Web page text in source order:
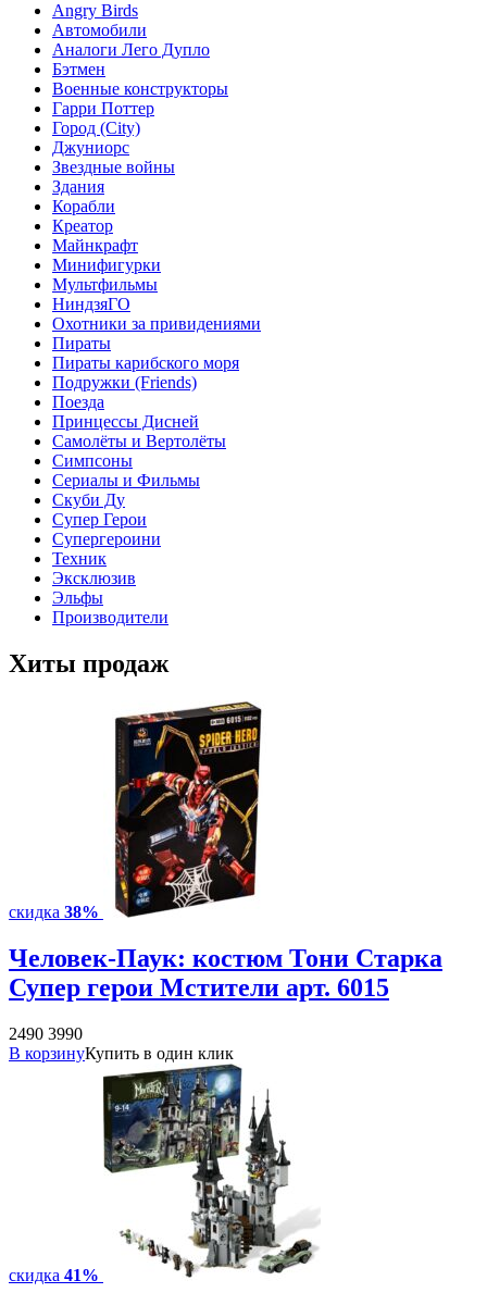
Angry Birds
Автомобили
Аналоги Лего Дупло
Бэтмен
Военные конструкторы
Гарри Поттер
Город (City)
Джуниорс
Звездные войны
Здания
Корабли
Креатор
Майнкрафт
Минифигурки
Мультфильмы
НиндзяГО
Охотники за привидениями
Пираты
Пираты карибского моря
Подружки (Friends)
Поезда
Принцессы Дисней
Самолёты и Вертолёты
Симпсоны
Сериалы и Фильмы
Скуби Ду
Супер Герои
Супергероини
Техник
Эксклюзив
Эльфы
Производители
Хиты продаж
скидка 38%
Человек-Паук: костюм Тони Старка
Супер герои Мстители арт. 6015
2490 3990
В корзинуКупить в один клик
скидка 41%